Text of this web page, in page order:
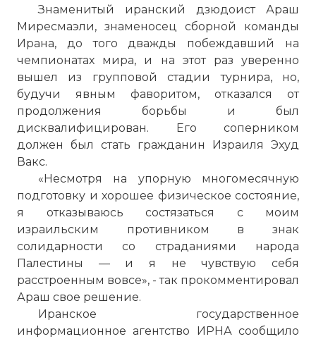
Знаменитый иранский дзюдоист Араш
Миресмаэли, знаменосец сборной команды
Ирана, до того дважды побеждавший на
чемпионатах мира, и на этот раз уверенно
вышел из групповой стадии турнира, но,
будучи явным фаворитом, отказался от
продолжения борьбы и был
дисквалифицирован. Его соперником
должен был стать гражданин Израиля Эхуд
Вакс.
«Несмотря на упорную многомесячную
подготовку и хорошее физическое состояние,
я отказываюсь состязаться с моим
израильским противником в знак
солидарности со страданиями народа
Палестины — и я не чувствую себя
расстроенным вовсе», - так прокомментировал
Араш свое решение.
Иранское государственное
информационное агентство ИРНА сообщило
☓
ΑΘΗΝΑ 2004 - Τελετή Έναρξης / ATHENS 2004 -